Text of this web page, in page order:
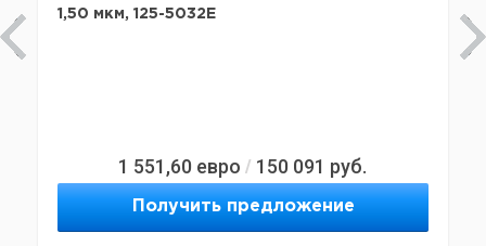
1,50 мкм, 125-5032E
1 551,60 евро / 150 091 руб.
Получить предложение